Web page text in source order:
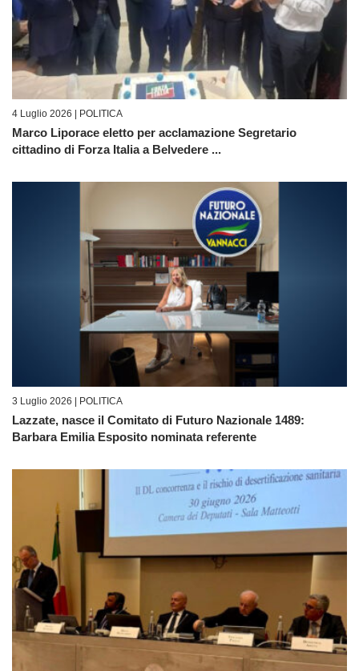
4 Luglio 2026 | POLITICA
Marco Liporace eletto per acclamazione Segretario
cittadino di Forza Italia a Belvedere ...
3 Luglio 2026 | POLITICA
Lazzate, nasce il Comitato di Futuro Nazionale 1489:
Barbara Emilia Esposito nominata referente